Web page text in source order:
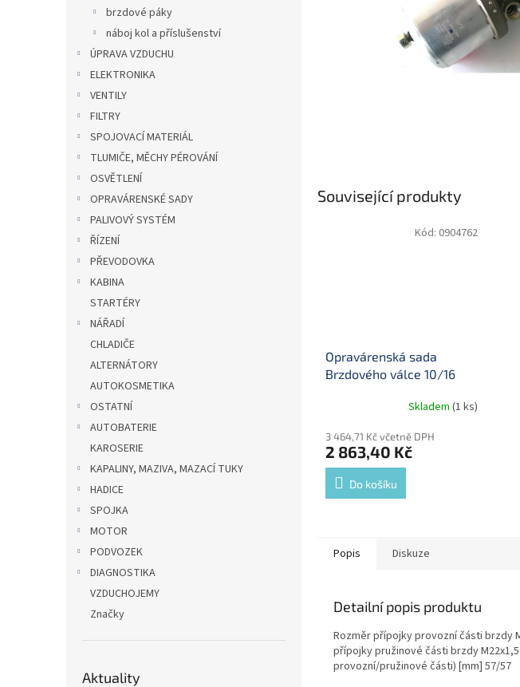
brzdové páky
náboj kol a příslušenství
ÚPRAVA VZDUCHU
ELEKTRONIKA
VENTILY
FILTRY
SPOJOVACÍ MATERIÁL
TLUMIČE, MĚCHY PÉROVÁNÍ
OSVĚTLENÍ
OPRAVÁRENSKÉ SADY
PALIVOVÝ SYSTÉM
ŘÍZENÍ
PŘEVODOVKA
KABINA
STARTÉRY
NÁŘADÍ
CHLADIČE
ALTERNÁTORY
AUTOKOSMETIKA
OSTATNÍ
AUTOBATERIE
KAROSERIE
KAPALINY, MAZIVA, MAZACÍ TUKY
HADICE
SPOJKA
MOTOR
PODVOZEK
DIAGNOSTIKA
VZDUCHOJEMY
Značky
Aktuality
Související produkty
Opravárenská sada
Brzdového válce 10/16
Skladem (1 ks)
3 464,71 Kč včetně DPH
2 863,40 Kč
Do košíku
Kód: 0904762
Popis Diskuze
Detailní popis produktu
Rozměr přípojky provozní části brzdy
přípojky pružinové části brzdy
provozní/pružinové části) [mm] 57/57